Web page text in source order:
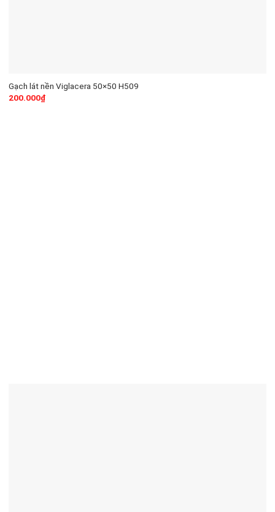
Gạch lát nền Viglacera 50×50 H509
200.000₫